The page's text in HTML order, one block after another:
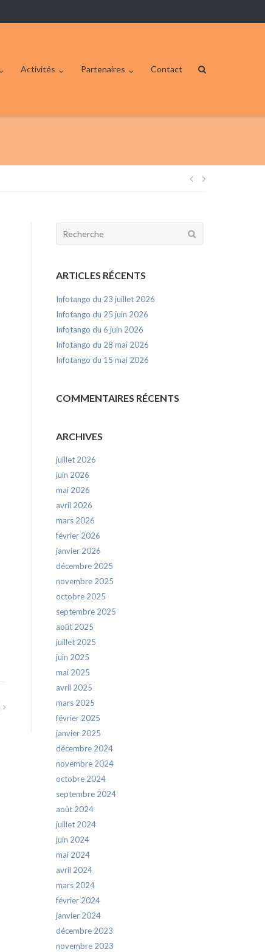
Activités Partenaires Contact
Navigation
Rechercher:
ARTICLES RÉCENTS
Infotango du 23 juillet 2026
Infotango du 25 juin 2026
Infotango du 6 juin 2026
Infotango du 28 mai 2026
Infotango du 15 mai 2026
COMMENTAIRES RÉCENTS
ARCHIVES
juillet 2026
juin 2026
mai 2026
avril 2026
mars 2026
février 2026
janvier 2026
décembre 2025
novembre 2025
octobre 2025
septembre 2025
août 2025
juillet 2025
juin 2025
mai 2025
avril 2025
mars 2025
février 2025
janvier 2025
décembre 2024
novembre 2024
octobre 2024
septembre 2024
août 2024
juillet 2024
juin 2024
mai 2024
avril 2024
mars 2024
février 2024
janvier 2024
décembre 2023
novembre 2023